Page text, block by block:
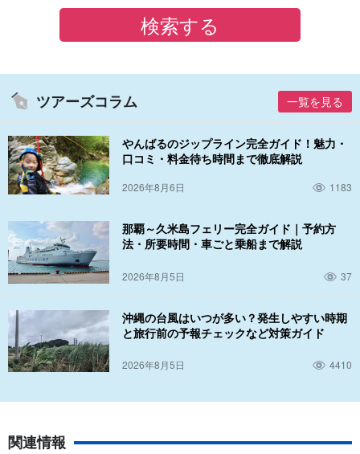
ツアーズコラム 一覧を見る
やんばるのジップライン完全ガイド！魅力・
口コミ・料金待ち時間まで徹底解説
2026年8月6日 1183
那覇～久米島フェリー完全ガイド｜予約方
法・所要時間・車ごと乗船まで解説
2026年8月5日 37
沖縄の台風はいつが多い？発生しやすい時期
と旅行前の予報チェックなど対策ガイド
2026年8月5日 4410
関連情報